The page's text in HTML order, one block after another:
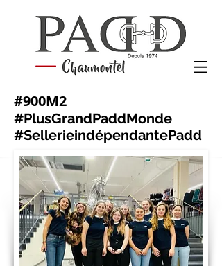
#900M2
#PlusGrandPaddMonde
#SellerieindépendantePadd